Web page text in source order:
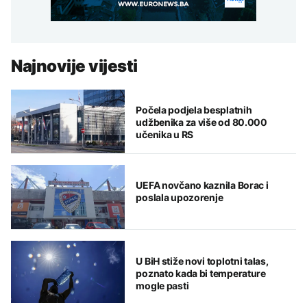
Najnovije vijesti
Počela podjela besplatnih
udžbenika za više od 80.000
učenika u RS
UEFA novčano kaznila Borac i
poslala upozorenje
U BiH stiže novi toplotni talas,
poznato kada bi temperature
mogle pasti